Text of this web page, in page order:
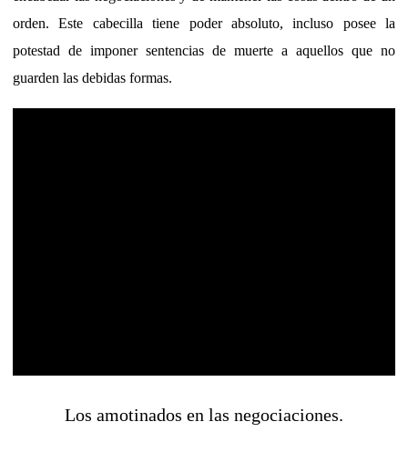
orden. Este cabecilla tiene poder absoluto, incluso posee la
potestad de imponer sentencias de muerte a aquellos que no
guarden las debidas formas.
Los amotinados en las negociaciones.